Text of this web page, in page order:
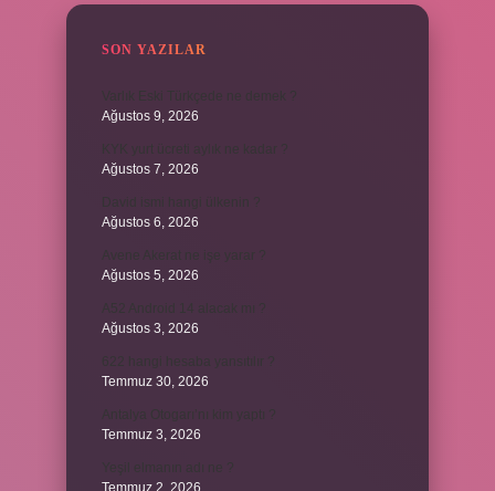
SON YAZILAR
Ağustos 9, 2026
Ağustos 7, 2026
Ağustos 6, 2026
Ağustos 5, 2026
Ağustos 3, 2026
Temmuz 30, 2026
Temmuz 3, 2026
Temmuz 2, 2026